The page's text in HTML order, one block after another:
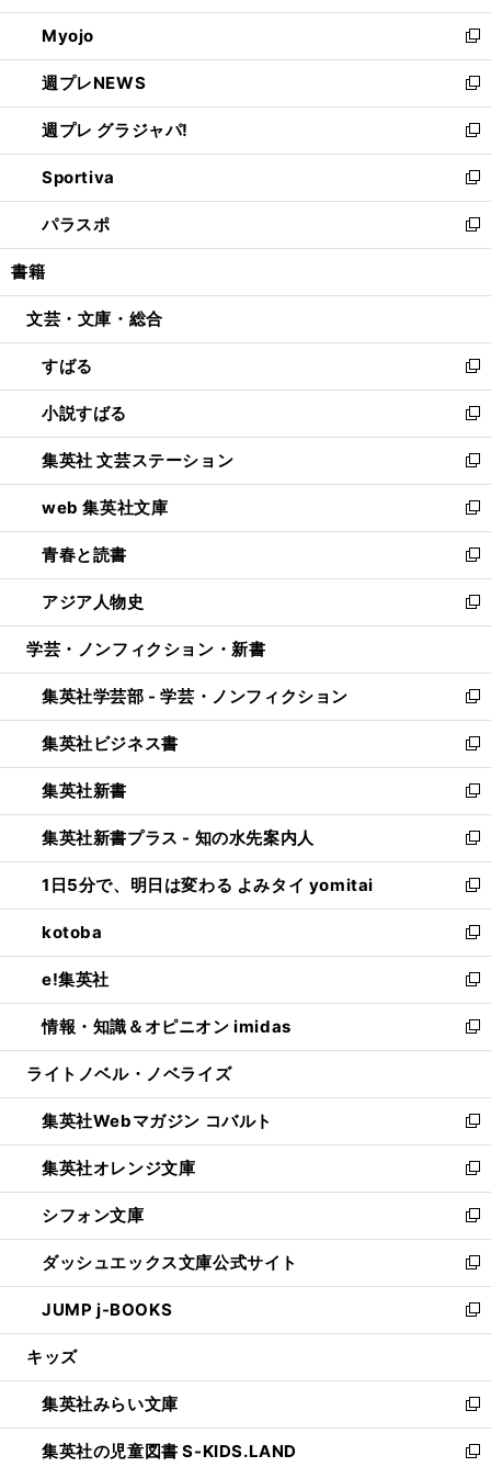
開
く
ウ
で
開
く
ン
ド
ウ
で
開
く
ウ
ィ
ン
ド
ウ
で
開
く
Myojo
新
し
い
ウ
ィ
ン
ド
ウ
で
開
週プレNEWS
新
し
い
ウ
ィ
ン
ド
ウ
開
週プレ グラジャパ!
新
し
い
ウ
ィ
ン
ウ
開
く
Sportiva
新
し
い
ウ
ン
ウ
で
開
く
パラスポ
新
し
ウ
ン
ド
ウ
で
開
く
書籍
文芸・文庫・総合
すばる
新
し
い
ウ
ィ
ン
ド
ウ
で
開
く
小説すばる
新
し
い
ウ
ィ
ン
ド
ウ
で
開
集英社 文芸ステーション
新
し
い
ウ
ィ
ン
ド
ウ
開
く
web 集英社文庫
新
し
い
ウ
ィ
ン
ウ
で
開
く
青春と読書
新
し
い
ウ
ン
ド
ウ
で
開
く
アジア人物史
新
し
ウ
ィ
ン
ド
ウ
で
開
く
学芸・ノンフィクション・新書
集英社学芸部 - 学芸・ノンフィクション
新
し
い
ウ
ィ
ン
ド
ウ
で
開
く
集英社ビジネス書
新
し
い
ウ
ィ
ン
ド
ウ
で
開
く
集英社新書
新
し
い
ウ
ィ
ン
ド
ウ
で
開
く
集英社新書プラス - 知の水先案内人
新
し
い
ウ
ィ
ン
ド
ウ
で
開
1日5分で、明日は変わる よみタイ yomitai
新
し
い
ウ
ィ
ン
ド
ウ
開
く
kotoba
新
し
い
ウ
ィ
ン
ウ
で
開
く
e!集英社
新
し
い
ウ
ン
ド
ウ
で
開
く
情報・知識＆オピニオン imidas
新
し
ウ
ィ
ン
ド
ウ
で
開
く
ライトノベル・ノベライズ
集英社Webマガジン コバルト
新
し
い
ウ
ィ
ン
ド
ウ
で
開
集英社オレンジ文庫
新
し
い
ウ
ィ
ン
ド
ウ
開
く
シフォン文庫
新
し
い
ウ
ィ
ン
ウ
で
開
く
ダッシュエックス文庫公式サイト
新
し
い
ウ
ン
ド
ウ
で
JUMP j-BOOKS
新
し
ウ
ィ
ン
ド
キッズ
集英社みらい文庫
新
し
い
集英社の児童図書 S-KIDS.LAND
新